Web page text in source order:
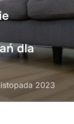
dla
2023